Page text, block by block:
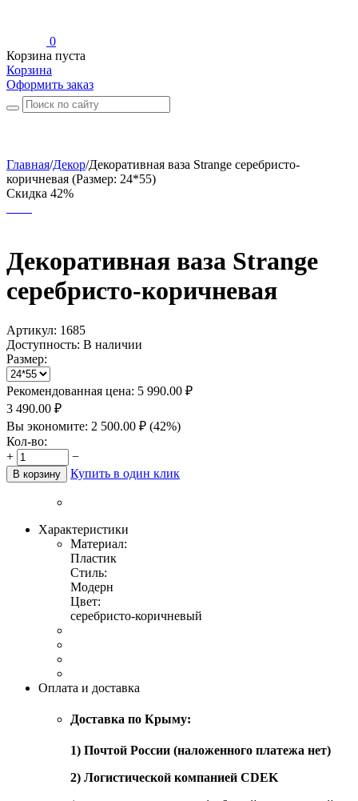
0
Корзина пуста
Корзина
Оформить заказ
Главная/Декор/Декоративная ваза Strange серебристо-
коричневая (Размер: 24*55)
Скидка 42%
Декоративная ваза Strange
серебристо-коричневая
Артикул: 1685
Доступность: В наличии
Размер:
Рекомендованная цена: 5 990.00 ₽
3 490.00 ₽
Вы экономите: 2 500.00 ₽ (42%)
Кол-во:
+
−
В корзину Купить в один клик
Характеристики
Материал:
Пластик
Стиль:
Модерн
Цвет:
серебристо-коричневый
Оплата и доставка
Доставка по Крыму:
1) Почтой России (наложенного платежа нет)
2) Логистической компанией CDEK